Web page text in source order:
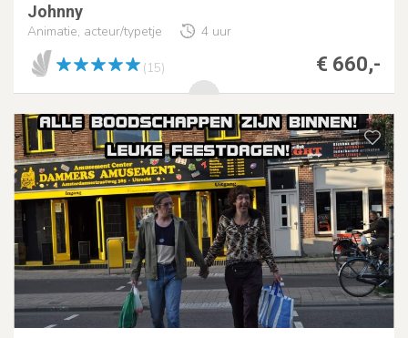
Johnny
Animatie, acteur/typetje 4 uur
€ 660,-
(15)